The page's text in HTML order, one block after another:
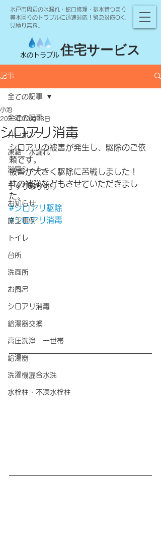
水戸市周辺の水漏れ・蛇口修理・排水管つまり
等水回りのトラブルに迅速対応！緊急対応OK。
見積り無料。
水のトラブル住宅サービス
記事
全ての記事
井戸ポンプ
凍結 水漏れ
浴室シート
手すり取り付け
お知らせ
施工事例
トイレ
台所
洗面所
お風呂
シロアリ消毒
給湯器交換
高圧洗浄 一世帯
給湯器
洗濯機混合水洗
水栓柱・不凍水栓柱
全ての記事
シロアリ消毒
小池
2023年10月23日
シロアリの被害が発生し、駆除のご依
頼です。
被害が大きく駆除に苦戦しました！
柱の補強などもさせていただきまし
た。
#シロアリ駆除
#シロアリ消毒